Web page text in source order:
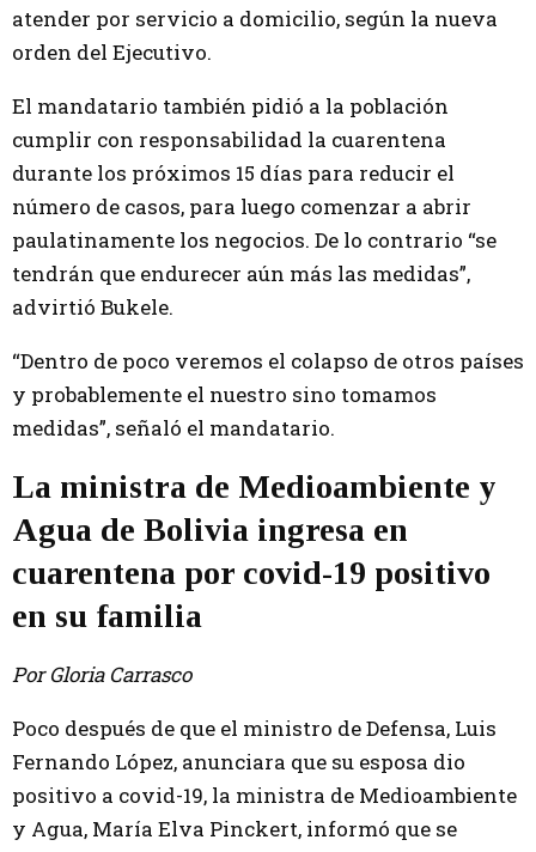
atender por servicio a domicilio, según la nueva
orden del Ejecutivo.
El mandatario también pidió a la población
cumplir con responsabilidad la cuarentena
durante los próximos 15 días para reducir el
número de casos, para luego comenzar a abrir
paulatinamente los negocios. De lo contrario “se
tendrán que endurecer aún más las medidas”,
advirtió Bukele.
“Dentro de poco veremos el colapso de otros países
y probablemente el nuestro sino tomamos
medidas”, señaló el mandatario.
La ministra de Medioambiente y
Agua de Bolivia ingresa en
cuarentena por covid-19 positivo
en su familia
Por Gloria Carrasco
Poco después de que el ministro de Defensa, Luis
Fernando López, anunciara que su esposa dio
positivo a covid-19, la ministra de Medioambiente
y Agua, María Elva Pinckert, informó que se